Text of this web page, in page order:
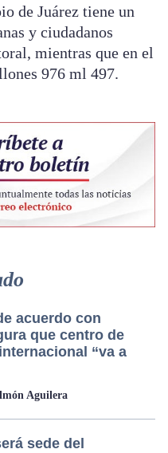
de Juárez tiene un
y ciudadanos
mientras que en el
976 ml 497.
acuerdo con
que centro de
“va a
Aguilera
sede del